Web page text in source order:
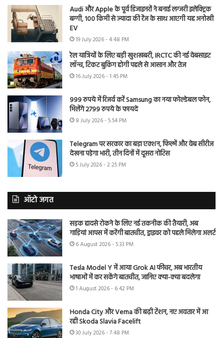
Audi और Apple के पूर्व डिजाइनरों ने बनाई लग्जरी इलेक्ट्रिक
बग्गी, 100 किमी से ज्यादा की रेंज के साथ आएगी यह अनोखी
EV
19 July 2026 - 4:48 PM
रेल यात्रियों के लिए बड़ी खुशखबरी, IRCTC की नई वेबसाइट
लॉन्च, टिकट बुकिंग होगी पहले से आसान और तेज
16 July 2026 - 1:45 PM
999 रुपये में रिजर्व करें Samsung का नया फोल्डेबल फोन,
मिलेंगे 2799 रुपये के फायदे
8 July 2026 - 5:54 PM
Telegram पर सरकार का बड़ा एक्शन, फिल्में और वेब सीरीज
देखना पड़ेगा भारी, तीन दिनों में दूसरा नोटिस
5 July 2026 - 2:25 PM
ऑटो जगत
सड़क हादसे रोकने के लिए नई तकनीक की तैयारी, अब
गाड़ियां आपस में करेंगी बातचीत, ड्राइवर को पहले मिलेगा अलर्ट
6 August 2026 - 5:33 PM
Tesla Model Y में आया Grok AI फीचर, अब भारतीय
भाषाओं में कर सकेंगे बातचीत, जानिए क्या-क्या बदलेगा
1 August 2026 - 6:42 PM
Honda City और Verna की बढ़ी टेंशन, नए अवतार में आ
रही Skoda Slavia Facelift
30 July 2026 - 7:48 PM